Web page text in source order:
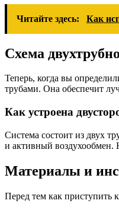
Читайте здесь: Как
Схема
Теперь, когда вы
трубами. Она обеспечит
Как устроена
Система состоит из двух
и активный воздухообмен.
Материалы и
Перед тем как приступить